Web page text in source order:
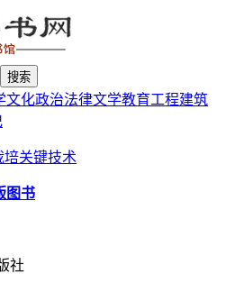
搜索
文化政治法律文学教育工程建筑
培关键技术
图书
社